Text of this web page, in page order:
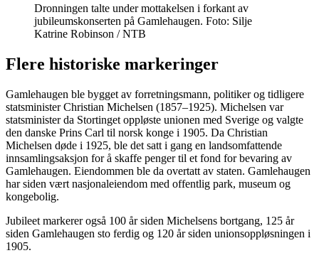
Dronningen talte under mottakelsen i forkant av
jubileumskonserten på Gamlehaugen. Foto: Silje
Katrine Robinson / NTB
Flere historiske markeringer
Gamlehaugen ble bygget av forretningsmann, politiker og tidligere
statsminister Christian Michelsen (1857–1925). Michelsen var
statsminister da Stortinget oppløste unionen med Sverige og valgte
den danske Prins Carl til norsk konge i 1905. Da Christian
Michelsen døde i 1925, ble det satt i gang en landsomfattende
innsamlingsaksjon for å skaffe penger til et fond for bevaring av
Gamlehaugen. Eiendommen ble da overtatt av staten. Gamlehaugen
har siden vært nasjonaleiendom med offentlig park, museum og
kongebolig.
Jubileet markerer også 100 år siden Michelsens bortgang, 125 år
siden Gamlehaugen sto ferdig og 120 år siden unionsoppløsningen i
1905.